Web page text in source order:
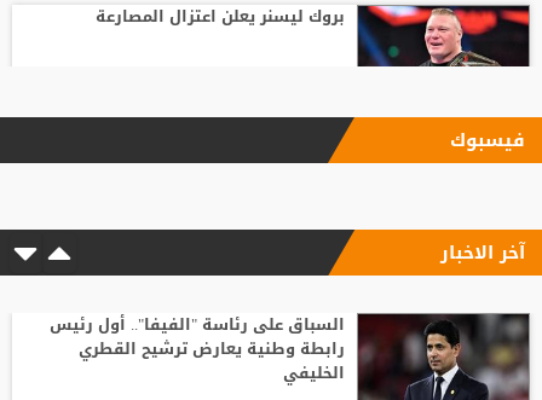
بروك ليسنر يعلن اعتزال المصارعة
بعد رفض السعودية.. نادٍ فرنسي يتوصل
رودري يحسم قراره ويختار وجهته المقبلة
منذ 28 دقيقة
فيسبوك
آخر الاخبار
السباق على رئاسة "الفيفا".. أول رئيس
رابطة وطنية يعارض ترشيح القطري
الخليفي